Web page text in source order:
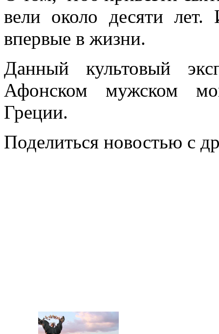
вели около десяти
впервые в жизни.
Данный культовый
Афонском мужском
Греции.
Поделиться новостью с